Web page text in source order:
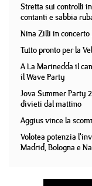
Stretta sui controlli
contanti e sabbia
Nina Zilli in concerto
Tutto pronto per la
A La Marinedda il
il Wave Party
Jova Summer Party
divieti dal mattino
Aggius vince la
Volotea potenzia
Madrid, Bologna e